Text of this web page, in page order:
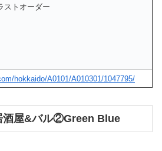
ストオーダー
hokkaido/A0101/A010301/1047795/
酒屋&バル②Green Blue